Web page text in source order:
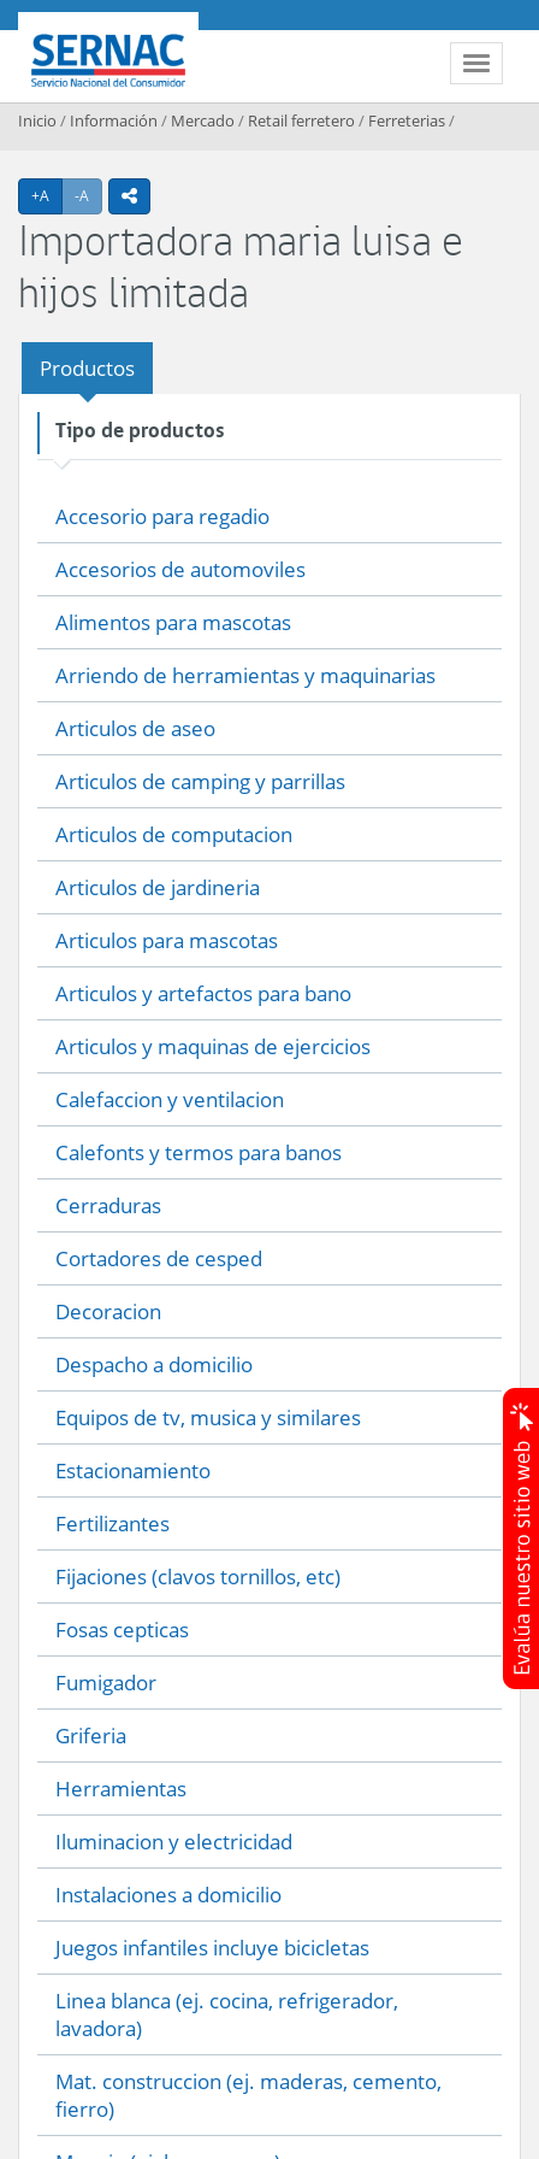
Contenido principal
Toggle
SERNAC
Inicio / Información / Mercado / Retail ferretero / Ferreterias/
+A Agrandar texto
-A Achicar textoicono compartir
Importadora maria luisa e
hijos limitada
Productos
Tipo de productos
Accesorio para regadio
Accesorios de automoviles
Alimentos para mascotas
Arriendo de herramientas y maquinarias
Articulos de aseo
Articulos de camping y parrillas
Articulos de computacion
Articulos de jardineria
Articulos para mascotas
Articulos y artefactos para bano
Articulos y maquinas de ejercicios
Calefaccion y ventilacion
Calefonts y termos para banos
Cerraduras
Cortadores de cesped
Decoracion
Despacho a domicilio
Equipos de tv, musica y similares
Estacionamiento
Fertilizantes
Fijaciones (clavos tornillos, etc)
Fosas cepticas
Fumigador
Griferia
Herramientas
Iluminacion y electricidad
Instalaciones a domicilio
Juegos infantiles incluye bicicletas
Linea blanca (ej. cocina, refrigerador,
lavadora)
Mat. construccion (ej. maderas, cemento,
fierro)